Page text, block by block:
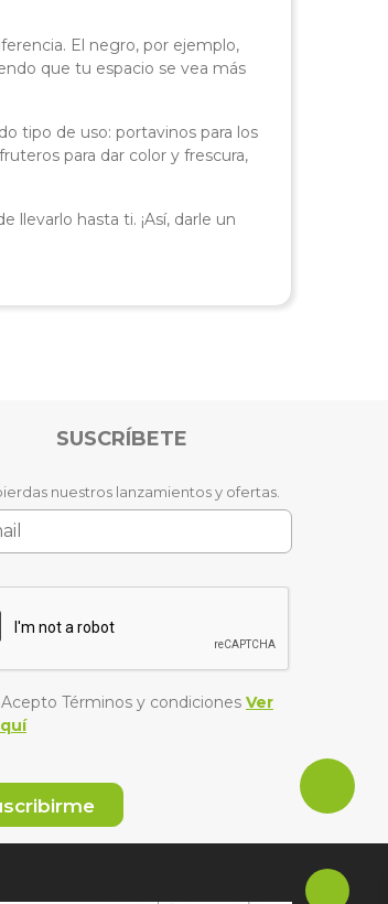
El negro, por ejemplo,
que tu espacio se vea más
tipo de uso: portavinos para los
para dar color y frescura,
llevarlo hasta ti. ¡Así, darle un
SUSCRÍBETE
nuestros lanzamientos y ofertas.
Acepto Términos y condiciones Ver